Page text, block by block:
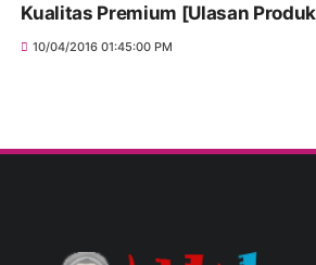
Kualitas Premium [Ulasan
10/04/2016 01:45:00 PM